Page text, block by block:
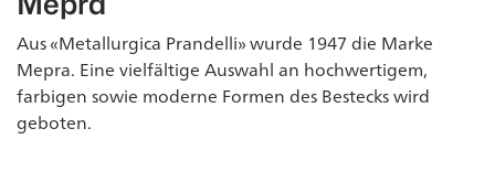
Aus «Metallurgica Prandelli» wurde 1947 die Marke
Mepra. Eine vielfältige Auswahl an hochwertigem,
farbigen sowie moderne Formen des Bestecks wird
geboten.